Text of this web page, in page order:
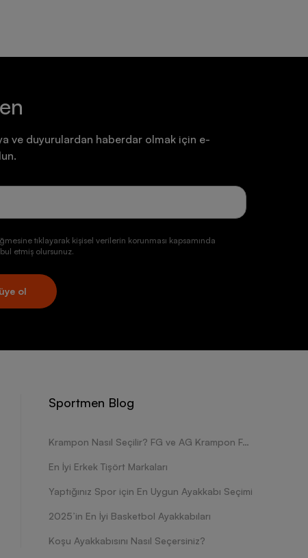
ve duyurulardan haberdar olmak için e-
tıklayarak kişisel verilerin korunması kapsamında
etmiş olursunuz.
ol
Sportmen Blog
Krampon Nasıl Seçilir? FG ve AG Krampon Farkları Nelerdir?
En İyi Erkek Tişört Markaları
Yaptığınız Spor için En Uygun Ayakkabı Seçimi
2025’in En İyi Basketbol Ayakkabıları
Koşu Ayakkabısını Nasıl Seçersiniz?